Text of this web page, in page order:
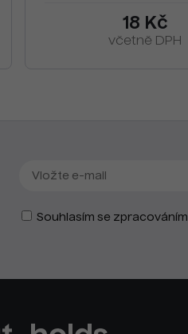
18 Kč
včetně DPH
Souhlasím se